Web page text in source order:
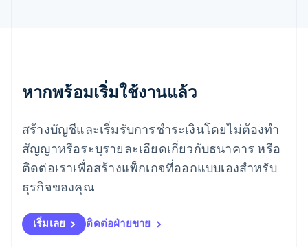
หากพร้อมเริ่มใช้งานแล้ว
สร้างบัญชีและเริ่มรับการชำระเงินโดยไม่ต้องทำ
สัญญาหรือระบุรายละเอียดเกี่ยวกับธนาคาร หรือ
ติดต่อเราเพื่อสร้างแพ็กเกจที่ออกแบบเองสำหรับ
ธุรกิจของคุณ
เริ่มเลย ติดต่อฝ่ายขาย
English
ลักเซมเบิร์ก
ลัตเวีย
English
ลิกเตนสไตน์
DeutschEnglish
ลิทัวเนีย
สเปน
EspañolEnglish
สโลวาเกีย